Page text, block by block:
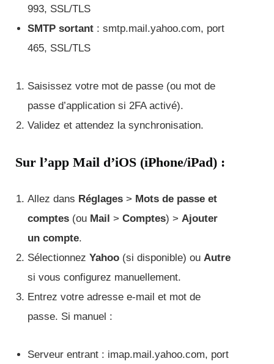
993, SSL/TLS
SMTP sortant : smtp.mail.yahoo.com, port
465, SSL/TLS
Saisissez votre mot de passe (ou mot de
passe d’application si 2FA activé).
Validez et attendez la synchronisation.
Sur l’app Mail d’iOS (iPhone/iPad) :
Allez dans Réglages > Mots de passe et
comptes (ou Mail > Comptes) > Ajouter
un compte.
Sélectionnez Yahoo (si disponible) ou Autre
si vous configurez manuellement.
Entrez votre adresse e-mail et mot de
passe. Si manuel :
Serveur entrant : imap.mail.yahoo.com, port